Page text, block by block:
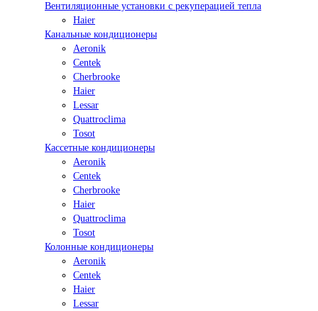
Вентиляционные установки с рекуперацией тепла
Haier
Канальные кондиционеры
Aeronik
Centek
Cherbrooke
Haier
Lessar
Quattroclima
Tosot
Кассетные кондиционеры
Aeronik
Centek
Cherbrooke
Haier
Quattroclima
Tosot
Колонные кондиционеры
Aeronik
Centek
Haier
Lessar